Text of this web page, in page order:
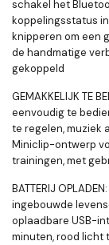
schakel het
koppelingsstatus
knipperen om een
de handmatige
gekoppeld
GEMAKKELIJK TE
eenvoudig te
te regelen, muziek
Miniclip-ontwerp
trainingen, met
BATTERIJ OPLADEN:
ingebouwde
oplaadbare USB-
minuten, rood licht